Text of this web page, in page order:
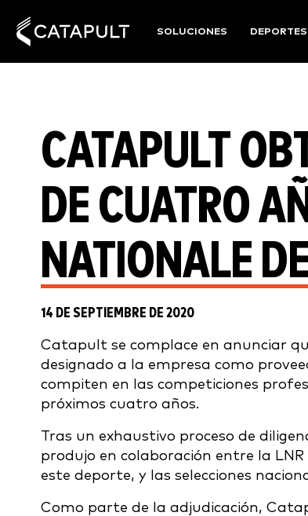
SOLUCIONES DEPORTES
CATAPULT
DE CUATRO
NATIONALE
14 DE SEPTIEMBRE DE 2020
Catapult se complace en anunciar
designado a la empresa como
compiten en las competiciones
próximos cuatro años.
Tras un exhaustivo proceso de
produjo en colaboración entre la
este deporte, y las selecciones
Como parte de la adjudicación,